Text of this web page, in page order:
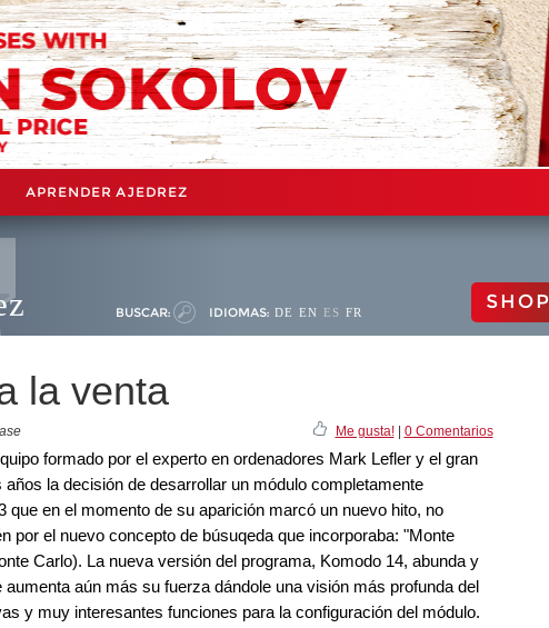
APRENDER AJEDREZ
BUSCAR: IDIOMAS: DE EN ES FR SHOP
la venta
Me gusta!| 0 Comentarios
formado por el experto en ordenadores Mark Lefler y el gran
la decisión de desarrollar un módulo completamente
que en el momento de su aparición marcó un nuevo hito, no
por el nuevo concepto de búsuqeda que incorporaba: "Monte
Carlo). La nueva versión del programa, Komodo 14, abunda y
aún más su fuerza dándole una visión más profunda del
y muy interesantes funciones para la configuración del módulo.